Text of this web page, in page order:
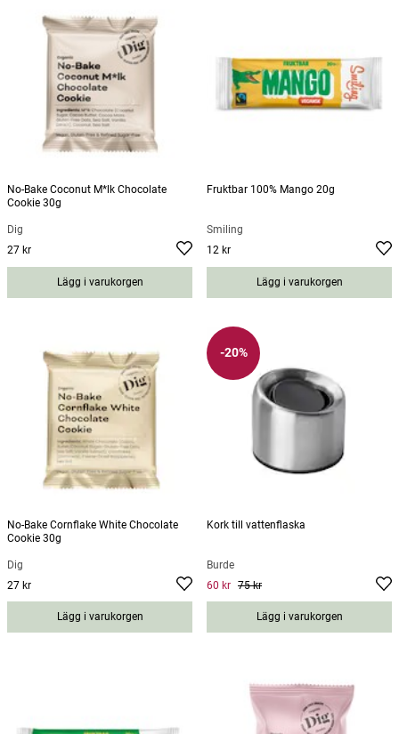
No-Bake Coconut M*lk Chocolate
Cookie 30g
Dig
Pris
27 kr
Lägg i varukorgen
Fruktbar 100% Mango 20g
Smiling
Pris
12 kr
Lägg i varukorgen
No-Bake Cornflake White Chocolate
Cookie 30g
Dig
Pris
27 kr
Lägg i varukorgen
-20%
Kork till vattenflaska
Burde
Current price
Previous
75 kr
60 kr 75 kr
Lägg i varukorgen